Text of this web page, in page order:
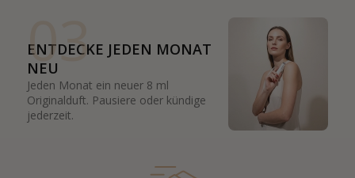
03
ENTDECKE JEDEN MONAT
NEU
Jeden Monat ein neuer 8 ml
Originalduft. Pausiere oder kündige
jederzeit.